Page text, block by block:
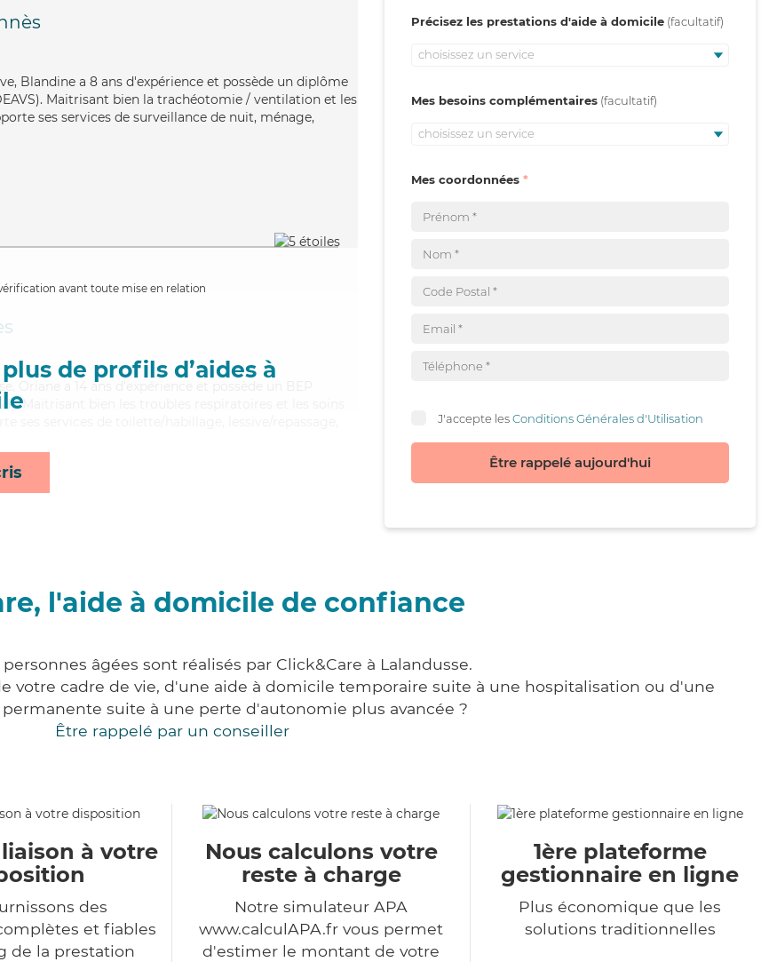
Blandine a 8 ans d'expérience et possède un diplôme
Maitrisant bien la trachéotomie / ventilation et les
ses services de surveillance de nuit, ménage,
avant toute mise en relation
de profils d’aides à
Oriane a 14 ans d'expérience et possède un BEP
Maitrisant bien les troubles respiratoires et les soins
Précisez les prestations d'aide à domicile
choisissez un service
Mes besoins complémentaires
choisissez un service
Mes coordonnées
J'accepte lesConditions Générales d'Utilisation
Être rappelé aujourd'hui
l'aide à domicile de confiance
personnes âgées sont réalisés par Click&Care à Lalandusse.
votre cadre de vie, d'une aide à domicile temporaire suite à une hospitalisation ou d'une
suite à une perte d'autonomie plus avancée ?
Être rappelé par un conseiller
à votre
des
et fiables
de la prestation
Nous calculons votre
reste à charge
Notre simulateur APA
www.calculAPA.fr vous permet
d'estimer le montant de votre
1ère plateforme
gestionnaire en ligne
Plus économique que les
solutions traditionnelles